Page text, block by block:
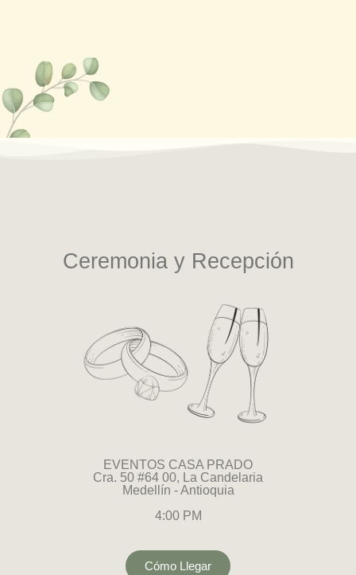
Ceremonia y Recepción
EVENTOS CASA PRADO
Cra. 50 #64 00, La Candelaria
Medellín - Antioquia
4:00 PM
Cómo Llegar